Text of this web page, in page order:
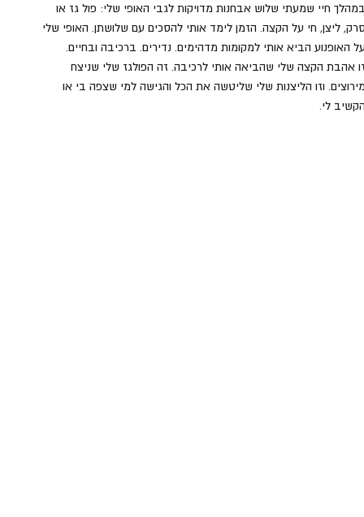
חיי שמעתי שלוש אבחנות מדויקות לגבי האופי שלי: פול גז או
ליצן, חי על הקצה. הזמן לימד אותי להסכים עם שלושתן. האופי שלי
האופנוע הביא אותי למקומות מדהימים. נדירים. ברכיבה ובחיים.
אהבת הקצה שלי שהביאה אותי לרכיבה. זה הפולגז שלי שניצח
וזו הליצנות שלי שליטשה את הכל והגישה למי שצפה בי או
לי.